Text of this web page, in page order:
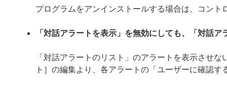
プログラムをアンインストールする場合は、コン
「対話アラートを表示」を無効にしても、「対話
「対話アラートのリスト」のアラートを表示させ
ト］の編集より、各アラートの「ユーザーに確認